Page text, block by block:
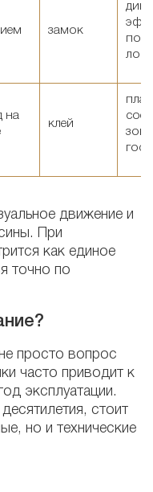
замок
на
клей
зон
движение и
При
как единое
точно по
просто вопрос
часто приводит к
эксплуатации.
стоит
но и технические